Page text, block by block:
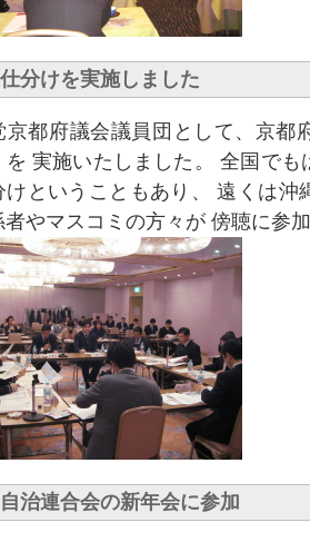
分けを実施しました
京都府議会議員団として、京都
を 実施いたしました。 全国でも
けということもあり、 遠くは沖
者やマスコミの方々が 傍聴に参
治連合会の新年会に参加